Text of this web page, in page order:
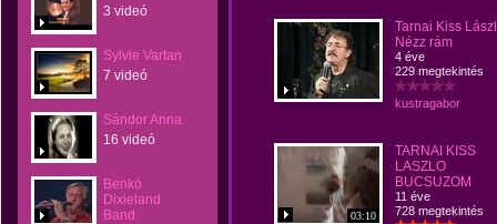
3 videó
Sylvie Vartan
7 videó
Sándor Anna
16 videó
Benkó
Dixieland
Band
Tarnai Kiss
Nézz rám
4 éve
229 megtekintés
kustragabor
03:10
TARNAI KISS
LASZLO
BUCSUZOM
11 éve
728 megtekintés